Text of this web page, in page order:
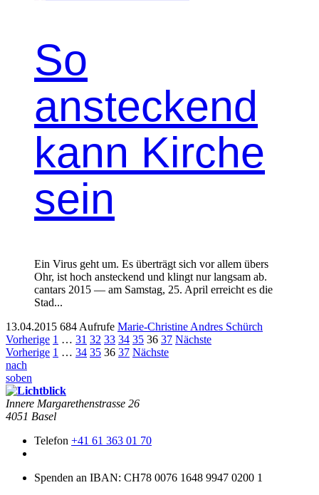
So
ansteckend
kann Kirche
sein
Ein Virus geht um. Es überträgt sich vor allem übers
Ohr, ist hoch ansteck­end und klingt nur langsam ab.
can­tars 2015 — am Sam­stag, 25. April erre­icht es die
Stad...
13.04.2015 684 Aufrufe Marie-Christine Andres Schürch
Seitennummerierung
der
Beiträge
Vorherige 1 … 31 32 33 34 35 36 37 Nächste
Seitennummerierung
der
Beiträge
Vorherige 1 … 34 35 36 37 Nächste
nach
soben
Innere Mar­garethen­strasse 26
4051 Basel
Telefon +41 61 363 01 70
Spenden an IBAN: CH78 0076 1648 9947 0200 1